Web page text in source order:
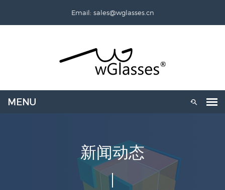
Email: sales@wglasses.cn
新闻动态